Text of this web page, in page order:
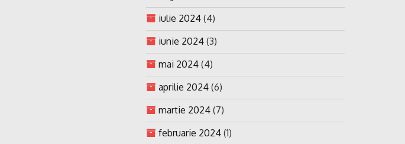
iulie 2024 (4)
iunie 2024 (3)
mai 2024 (4)
aprilie 2024 (6)
martie 2024 (7)
februarie 2024 (1)